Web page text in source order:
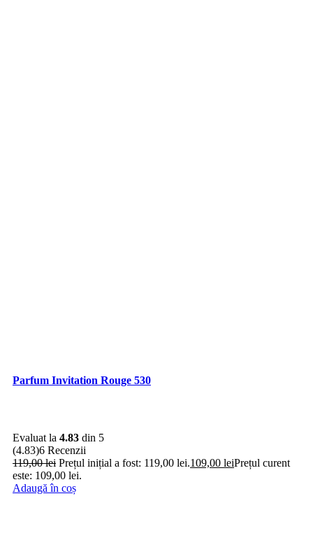
Parfum Invitation Rouge 530
Evaluat la 4.83 din 5
(4.83)6 Recenzii
119,00lei Prețul inițial a fost: 119,00 lei.109,00 leiPrețul curent
este: 109,00 lei.
Adaugă în coș